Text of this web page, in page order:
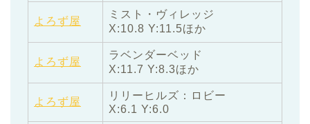
よろず屋
ミスト・ヴィレッジ
X:10.8 Y:11.5ほか
よろず屋
ラベンダーベッド
X:11.7 Y:8.3ほか
よろず屋
リリーヒルズ：ロビー
X:6.1 Y:6.0